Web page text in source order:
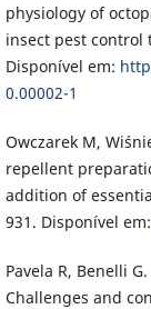
physiology of
insect pest control
Disponível em:
0.00002-1
Owczarek M,
repellent
addition of
931. Disponível em:
Pavela R, Benelli
Challenges and